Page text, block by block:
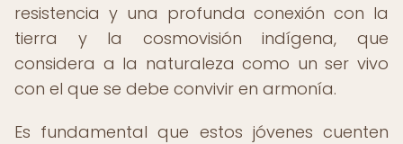
resistencia y una profunda conexión con la
tierra y la cosmovisión indígena, que
considera a la naturaleza como un ser vivo
con el que se debe convivir en armonía.
Es fundamental que estos jóvenes cuenten